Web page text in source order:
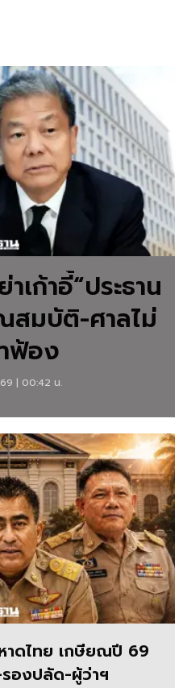
เก้าอี้“ประธาน
สมบัติ-ศาลไม่
ฟ้อง
| 00:42 น.
าดไทย เกษียณปี 69
องปลัด-ผู้ว่าฯ